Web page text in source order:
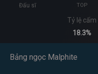
Đấu sĩ TOP
Tỷ lệ cấm
18.3%
Bảng ngọc Malphite